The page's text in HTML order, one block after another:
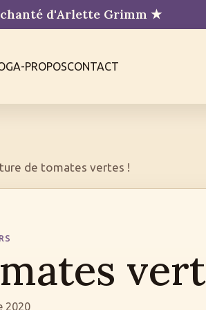
d'Arlette Grimm ★
A-PROPOSCONTACT
de tomates vertes !
2020